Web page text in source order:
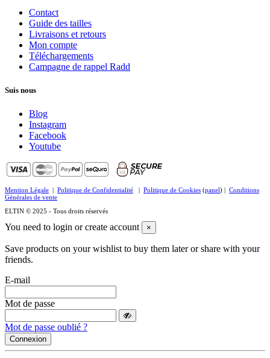
Contact
Guide des tailles
Livraisons et retours
Mon compte
Téléchargements
Campagne de rappel Radd
Suis nous
Blog
Instagram
Facebook
Youtube
Mention Légale | Politique de Confidentialité | Politique de Cookies (panel) | Conditions
Générales de vente
ELTIN © 2025 - Tous droits réservés
You need to login or create account ×
Save products on your wishlist to buy them later or share with your
friends.
E-mail
Mot de passe
Mot de passe oublié ?
Connexion